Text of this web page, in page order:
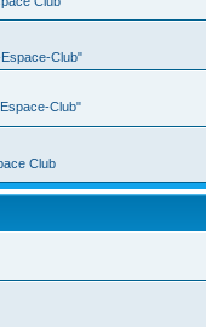
Club"
Club"
Club